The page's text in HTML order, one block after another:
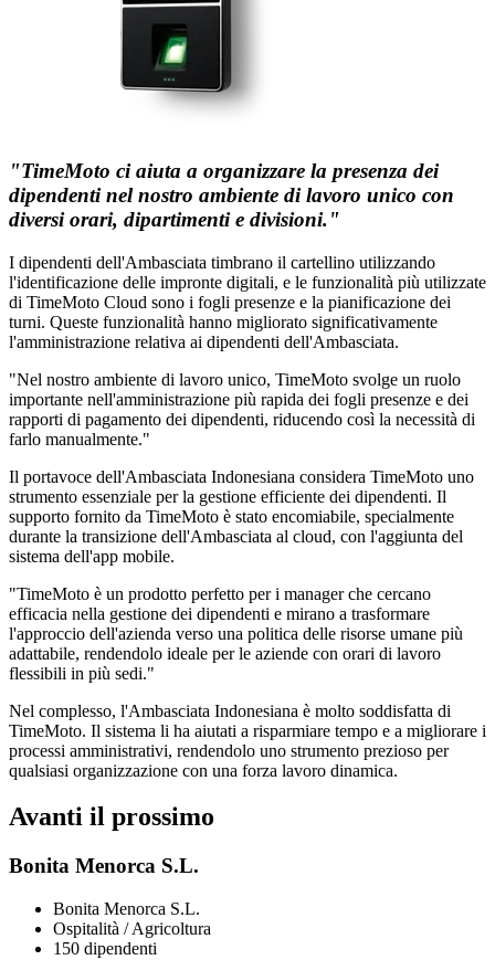
"TimeMoto ci aiuta a organizzare la presenza dei
dipendenti nel nostro ambiente di lavoro unico con
diversi orari, dipartimenti e divisioni."
I dipendenti dell'Ambasciata timbrano il cartellino utilizzando
l'identificazione delle impronte digitali, e le funzionalità più utilizzate
di TimeMoto Cloud sono i fogli presenze e la pianificazione dei
turni. Queste funzionalità hanno migliorato significativamente
l'amministrazione relativa ai dipendenti dell'Ambasciata.
"Nel nostro ambiente di lavoro unico, TimeMoto svolge un ruolo
importante nell'amministrazione più rapida dei fogli presenze e dei
rapporti di pagamento dei dipendenti, riducendo così la necessità di
farlo manualmente."
Il portavoce dell'Ambasciata Indonesiana considera TimeMoto uno
strumento essenziale per la gestione efficiente dei dipendenti. Il
supporto fornito da TimeMoto è stato encomiabile, specialmente
durante la transizione dell'Ambasciata al cloud, con l'aggiunta del
sistema dell'app mobile.
"TimeMoto è un prodotto perfetto per i manager che cercano
efficacia nella gestione dei dipendenti e mirano a trasformare
l'approccio dell'azienda verso una politica delle risorse umane più
adattabile, rendendolo ideale per le aziende con orari di lavoro
flessibili in più sedi."
Nel complesso, l'Ambasciata Indonesiana è molto soddisfatta di
TimeMoto. Il sistema li ha aiutati a risparmiare tempo e a migliorare i
processi amministrativi, rendendolo uno strumento prezioso per
qualsiasi organizzazione con una forza lavoro dinamica.
Avanti il prossimo
Bonita Menorca S.L.
Bonita Menorca S.L.
Ospitalità / Agricoltura
150 dipendenti